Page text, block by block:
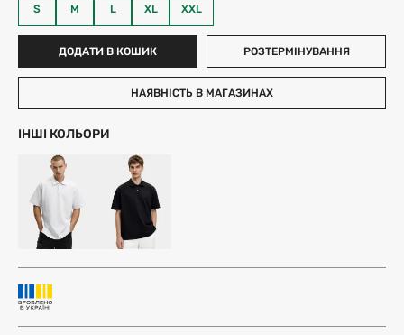
S
M L XL XXL
ДОДАТИ В КОШИК РОЗТЕРМІНУВАННЯ
НАЯВНІСТЬ В МАГАЗИНАХ
ІНШІ КОЛЬОРИ